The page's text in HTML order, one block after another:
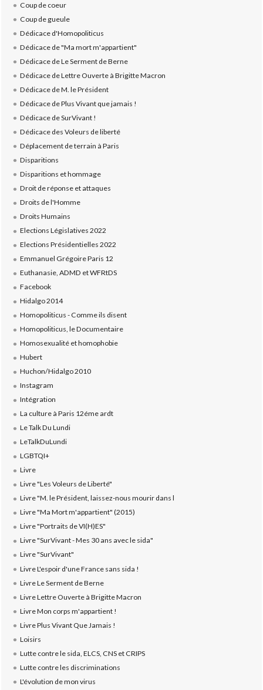
Coup de coeur
Coup de gueule
Dédicace d'Homopoliticus
Dédicace de "Ma mort m'appartient"
Dédicace de Le Serment de Berne
Dédicace de Lettre Ouverte à Brigitte Macron
Dédicace de M. le Président
Dédicace de Plus Vivant que jamais !
Dédicace de SurVivant !
Dédicace des Voleurs de liberté
Déplacement de terrain à Paris
Disparitions
Disparitions et hommage
Droit de réponse et attaques
Droits de l'Homme
Droits Humains
Elections Législatives 2022
Elections Présidentielles 2022
Emmanuel Grégoire Paris 12
Euthanasie, ADMD et WFRtDS
Facebook
Hidalgo 2014
Homopoliticus - Comme ils disent
Homopoliticus, le Documentaire
Homosexualité et homophobie
Hubert
Huchon/Hidalgo 2010
Instagram
Intégration
La culture à Paris 12éme ardt
Le Talk Du Lundi
LeTalkDuLundi
LGBTQI+
Livre
Livre "Les Voleurs de Liberté"
Livre "M. le Président, laissez-nous mourir dans l
Livre "Ma Mort m'appartient" (2015)
Livre "Portraits de VI(H)ES"
Livre "SurVivant - Mes 30 ans avec le sida"
Livre "SurVivant"
Livre L'espoir d'une France sans sida !
Livre Le Serment de Berne
Livre Lettre Ouverte à Brigitte Macron
Livre Mon corps m'appartient !
Livre Plus Vivant Que Jamais !
Loisirs
Lutte contre le sida, ELCS, CNS et CRIPS
Lutte contre les discriminations
L'évolution de mon virus